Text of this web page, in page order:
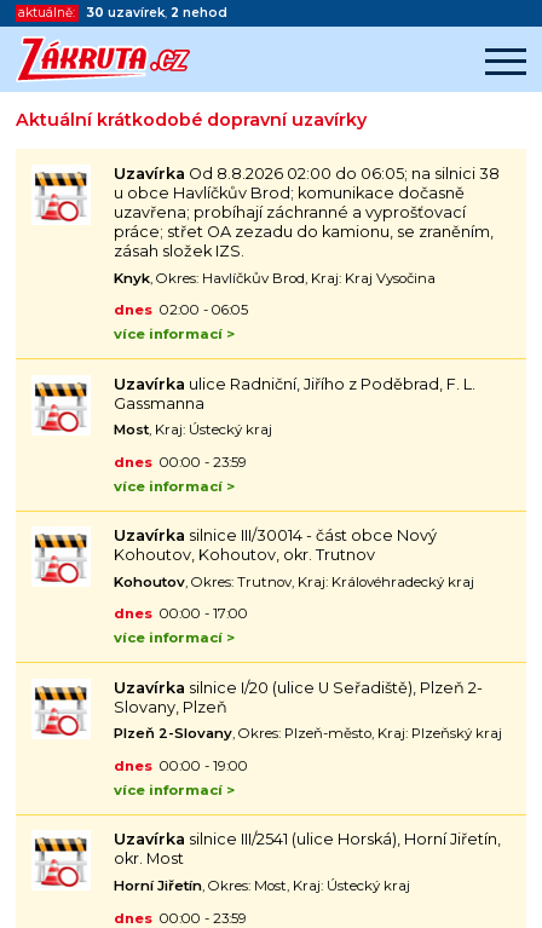
aktuálně: 30 uzavírek, 2 nehod
Aktuální krátkodobé dopravní uzavírky
Konec reklamy
Uzavírka Od 8.8.2026 02:00 do 06:05; na silnici 38
u obce Havlíčkův Brod; komunikace dočasně
uzavřena; probíhají záchranné a vyprošťovací
práce; střet OA zezadu do kamionu, se zraněním,
zásah složek IZS.
Knyk , Okres: Havlíčkův Brod, Kraj: Kraj Vysočina
dnes 02:00 - 06:05
více informací >
Uzavírka ulice Radniční, Jiřího z Poděbrad, F. L.
Gassmanna
Most, Kraj: Ústecký kraj
dnes 00:00 - 23:59
více informací >
Uzavírka silnice III/30014 - část obce Nový
Kohoutov, Kohoutov, okr. Trutnov
Kohoutov , Okres: Trutnov, Kraj: Královéhradecký kraj
dnes 00:00 - 17:00
více informací >
Uzavírka silnice I/20 (ulice U Seřadiště), Plzeň 2-
Slovany, Plzeň
Plzeň 2-Slovany, Okres: Plzeň-město, Kraj: Plzeňský kraj
dnes 00:00 - 19:00
více informací >
Uzavírka silnice III/2541 (ulice Horská), Horní Jiřetín,
okr. Most
Horní Jiřetín , Okres: Most, Kraj: Ústecký kraj
dnes 00:00 - 23:59